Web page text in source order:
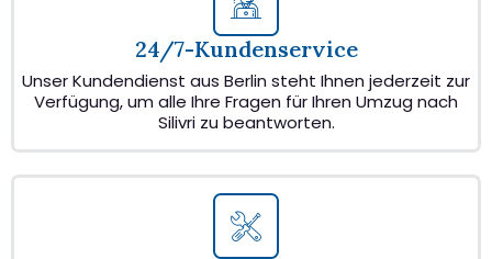
24/7-Kundenservice
Unser Kundendienst aus Berlin steht Ihnen jederzeit zur
Verfügung, um alle Ihre Fragen für Ihren Umzug nach
Silivri zu beantworten.